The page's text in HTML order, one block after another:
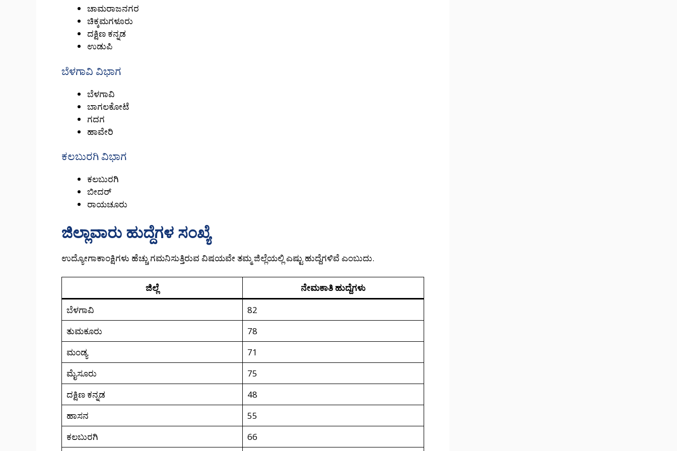
ಚಾಮರಾಜನಗರ
ಚಿಕ್ಕಮಗಳೂರು
ದಕ್ಷಿಣ ಕನ್ನಡ
ಉಡುಪಿ
ಬೆಳಗಾವಿ ವಿಭಾಗ
ಬೆಳಗಾವಿ
ಬಾಗಲಕೋಟೆ
ಗದಗ
ಹಾವೇರಿ
ಕಲಬುರಗಿ ವಿಭಾಗ
ಕಲಬುರಗಿ
ಬೀದರ್
ರಾಯಚೂರು
ಜಿಲ್ಲಾವಾರು ಹುದ್ದೆಗಳ ಸಂಖ್ಯೆ
ಉದ್ಯೋಗಾಕಾಂಕ್ಷಿಗಳು ಹೆಚ್ಚು ಗಮನಿಸುತ್ತಿರುವ ವಿಷಯವೇ ತಮ್ಮ ಜಿಲ್ಲೆಯಲ್ಲಿ ಎಷ್ಟು ಹುದ್ದೆಗಳಿವೆ ಎಂಬುದು.
ಜಿಲ್ಲೆ
ನೇಮಕಾತಿ ಹುದ್ದೆಗಳು
ಬೆಳಗಾವಿ
82
ತುಮಕೂರು
78
ಮಂಡ್ಯ
71
ಮೈಸೂರು
75
ದಕ್ಷಿಣ ಕನ್ನಡ
48
ಹಾಸನ
55
ಕಲಬುರಗಿ
66